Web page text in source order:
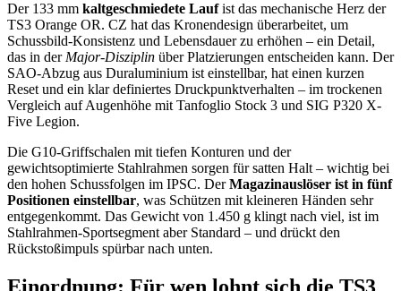
Der 133 mm kaltgeschmiedete Laufist das mechanische Herz der
TS3 Orange OR. CZ hat das Kronendesign überarbeitet, um
Schussbild-Konsistenz und Lebensdauer zu erhöhen – ein Detail,
das in der Major-Disziplin über Platzierungen entscheiden kann. Der
SAO-Abzug aus Duraluminium ist einstellbar, hat einen kurzen
Reset und ein klar definiertes Druckpunktverhalten – im trockenen
Vergleich auf Augenhöhe mit Tanfoglio Stock 3 und SIG P320 X-
Five Legion.
Die G10-Griffschalen mit tiefen Konturen und der
gewichtsoptimierte Stahlrahmen sorgen für satten Halt – wichtig bei
den hohen Schussfolgen im IPSC. DerMagazinauslöser ist in fünf
Positionen einstellbar, was Schützen mit kleineren Händen sehr
entgegenkommt. Das Gewicht von 1.450 g klingt nach viel, ist im
Stahlrahmen-Sportsegment aber Standard – und drückt den
Rückstoßimpuls spürbar nach unten.